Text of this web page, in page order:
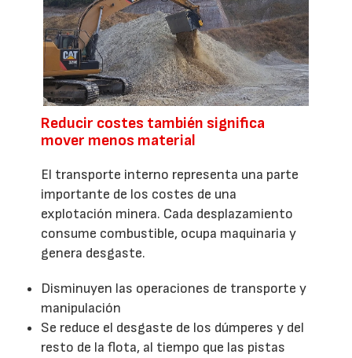
Reducir costes también significa
mover menos material
El transporte interno representa una parte
importante de los costes de una
explotación minera. Cada desplazamiento
consume combustible, ocupa maquinaria y
genera desgaste.
Disminuyen las operaciones de transporte y
manipulación
Se reduce el desgaste de los dúmperes y del
resto de la flota, al tiempo que las pistas